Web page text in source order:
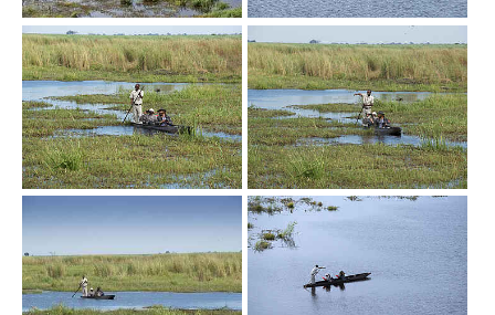
Show larger version Show larger version
Show larger version